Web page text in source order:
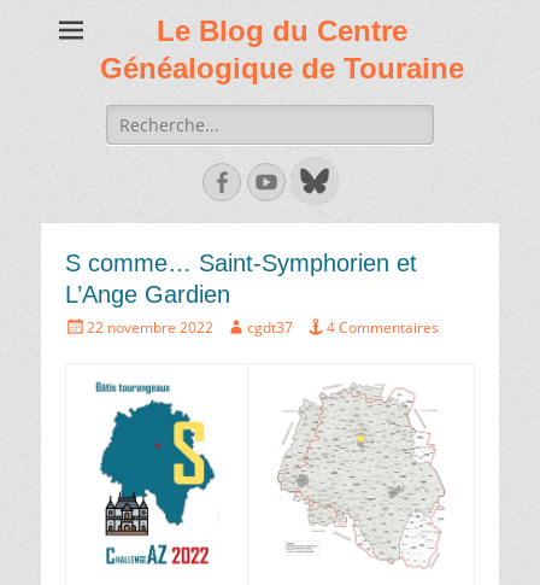
Le Blog du Centre
Généalogique de Touraine
Recherche
de:
Facebook
Youtube
S comme… Saint-Symphorien et
L’Ange Gardien
Écrit22 novembre 2022 Auteur
cgdt37 4 Commentaires